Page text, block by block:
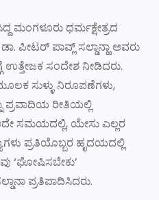
ಮಂಗಳೂರು ಧರ್ಮಕ್ಷೇತ್ರದ
ಪೀಟರ್ ಪಾವ್ಲ್ ಸಲ್ಡಾನ್ಹಾ ಅವರು
ಉತ್ತೇಜಕ ಸಂದೇಶ ನೀಡಿದರು.
ಸುಳ್ಳು ನಿರೂಪಣೆಗಳು,
ಪ್ರವಾದಿಯ ರೀತಿಯಲ್ಲಿ
ಸಮಯದಲ್ಲಿ, ಯೇಸು ಎಲ್ಲರ
ಪ್ರತಿಯೊಬ್ಬರ ಹೃದಯದಲ್ಲಿ
‘ಘೋಷಿಸಬೇಕು’
ಪ್ರತಿಪಾದಿಸಿದರು.